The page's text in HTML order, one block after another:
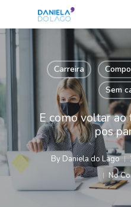
Carreira
Sem
E como voltar
pos
By Daniela do Lago
No